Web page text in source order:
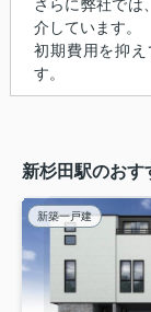
さらに弊社では
介しています。
初期費用を抑
す。
新杉田駅のおす
新築一戸建